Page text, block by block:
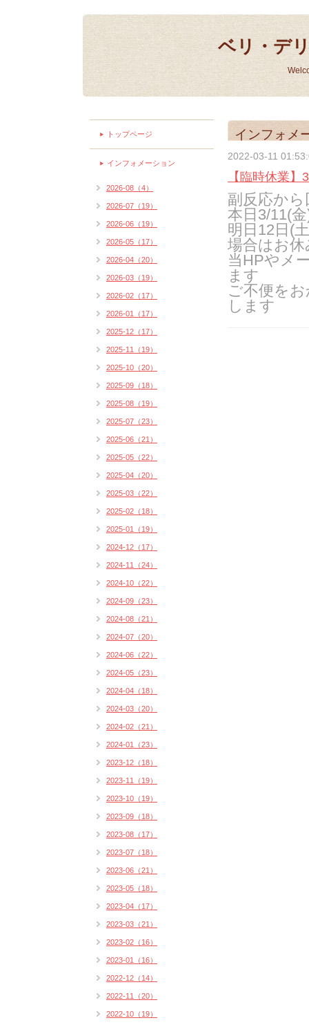
ベリ・デ
インフォメ
2022-03-11
【臨時休業
副反応か
本日3/11(
明日12日(
場合はお
当HPやメ
ます
ご不便を
します
トップページ
インフォメーション
2026-08（4）
2026-07（19）
2026-06（19）
2026-05（17）
2026-04（20）
2026-03（19）
2026-02（17）
2026-01（17）
2025-12（17）
2025-11（19）
2025-10（20）
2025-09（18）
2025-08（19）
2025-07（23）
2025-06（21）
2025-05（22）
2025-04（20）
2025-03（22）
2025-02（18）
2025-01（19）
2024-12（17）
2024-11（24）
2024-10（22）
2024-09（23）
2024-08（21）
2024-07（20）
2024-06（22）
2024-05（23）
2024-04（18）
2024-03（20）
2024-02（21）
2024-01（23）
2023-12（18）
2023-11（19）
2023-10（19）
2023-09（18）
2023-08（17）
2023-07（18）
2023-06（21）
2023-05（18）
2023-04（17）
2023-03（21）
2023-02（16）
2023-01（16）
2022-12（14）
2022-11（20）
2022-10（19）